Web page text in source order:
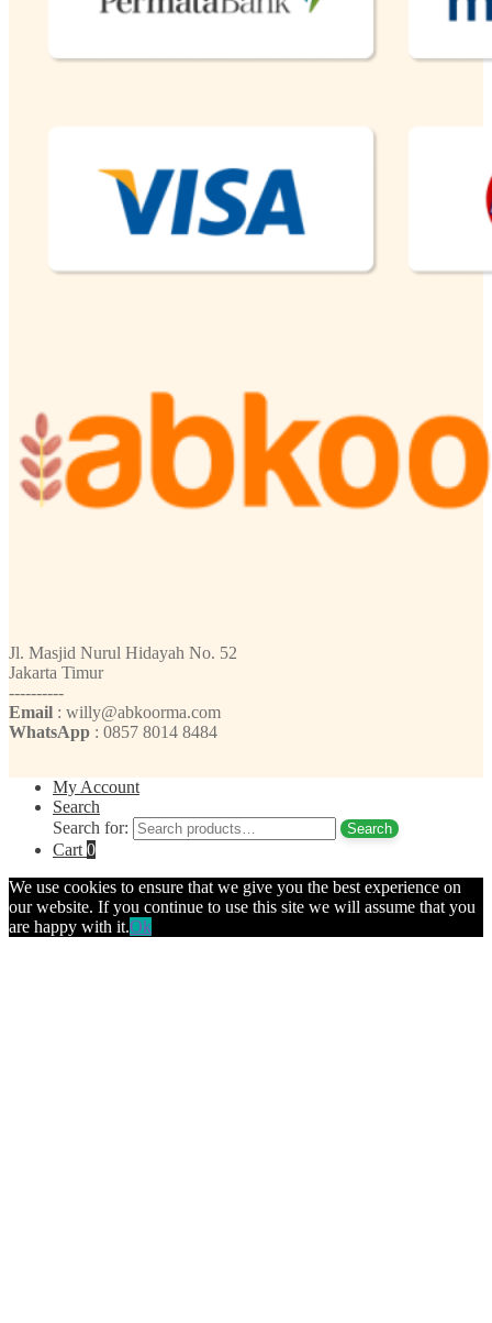
Jl. Masjid Nurul Hidayah No. 52
Jakarta Timur
----------
Email : willy@abkoorma.com
WhatsApp : 0857 8014 8484
My Account
Search
Search for:
Search
Cart 0
We use cookies to ensure that we give you the best experience on
our website. If you continue to use this site we will assume that you
are happy with it.Ok